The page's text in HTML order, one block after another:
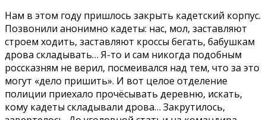
Нам в этом году пришлось закрыть кадетский корпус.
Позвонили анонимно кадеты: нас, мол, заставляют
строем ходить, заставляют кроссы бегать, бабушкам
дрова складывать… Я-то и сам никогда подобным
россказням не верил, посмеивался над тем, что за это
могут «дело пришить». И вот целое отделение
полиции приехало прочёсывать деревню, искать,
кому кадеты складывали дрова… Закрутилось,